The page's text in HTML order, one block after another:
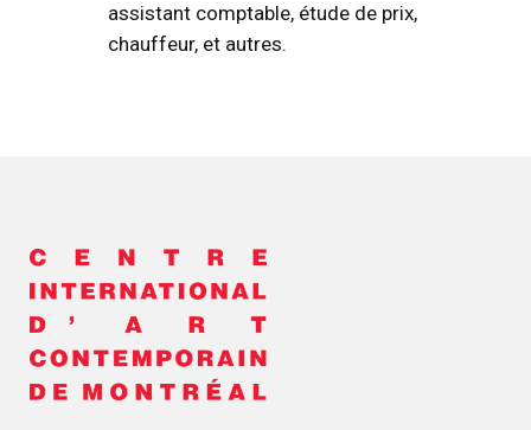
assistant comptable, étude de prix,
chauffeur, et autres.